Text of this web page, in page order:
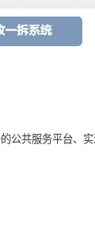
公共服务平台、